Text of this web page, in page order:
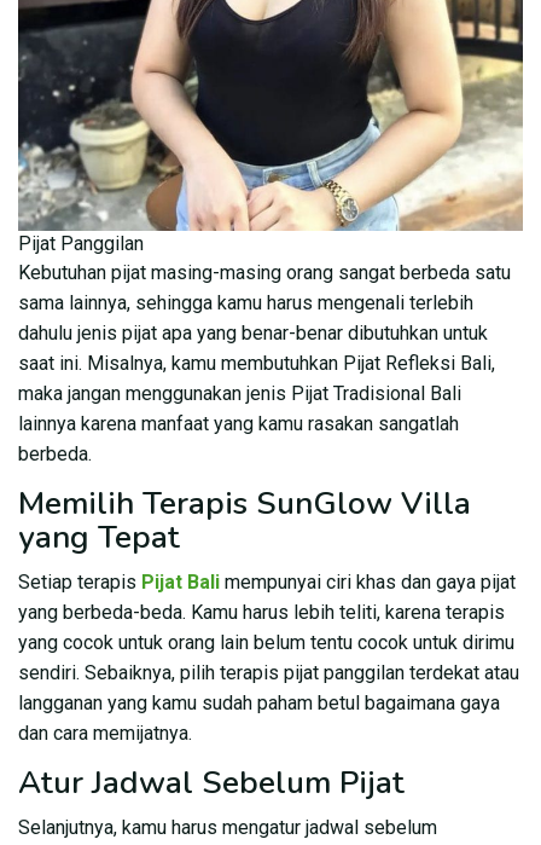
Pijat Panggilan
Kebutuhan pijat masing-masing orang sangat berbeda satu
sama lainnya, sehingga kamu harus mengenali terlebih
dahulu jenis pijat apa yang benar-benar dibutuhkan untuk
saat ini. Misalnya, kamu membutuhkan Pijat Refleksi Bali,
maka jangan menggunakan jenis Pijat Tradisional Bali
lainnya karena manfaat yang kamu rasakan sangatlah
berbeda.
Memilih Terapis SunGlow Villa
yang Tepat
Setiap terapis Pijat Bali mempunyai ciri khas dan gaya pijat
yang berbeda-beda. Kamu harus lebih teliti, karena terapis
yang cocok untuk orang lain belum tentu cocok untuk dirimu
sendiri. Sebaiknya, pilih terapis pijat panggilan terdekat atau
langganan yang kamu sudah paham betul bagaimana gaya
dan cara memijatnya.
Atur Jadwal Sebelum Pijat
Selanjutnya, kamu harus mengatur jadwal sebelum